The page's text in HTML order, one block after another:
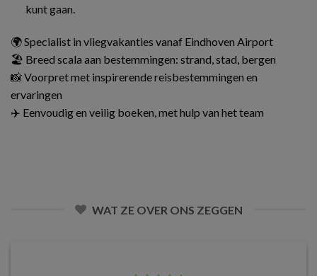
kunt gaan.
🌍 Specialist in vliegvakanties vanaf Eindhoven Airport
🏖️ Breed scala aan bestemmingen: strand, stad, bergen
📸 Voorpret met inspirerende reisbestemmingen en
ervaringen
✈️ Eenvoudig en veilig boeken, met hulp van het team
WAT ZE OVER ONS ZEGGEN